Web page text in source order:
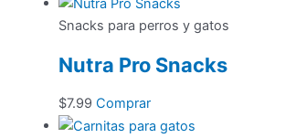
Snacks para perros y gatos
Nutra Pro Snacks
$7.99 Comprar